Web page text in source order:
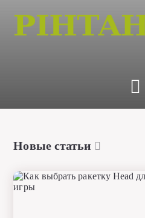
Новые статьи